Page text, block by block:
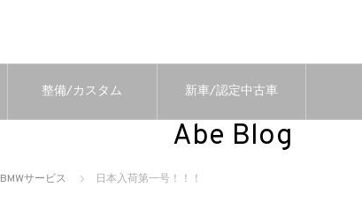
整備/カスタム 新車/認定中古車
Abe Blog
BMWサービス 日本入荷第一号！！！